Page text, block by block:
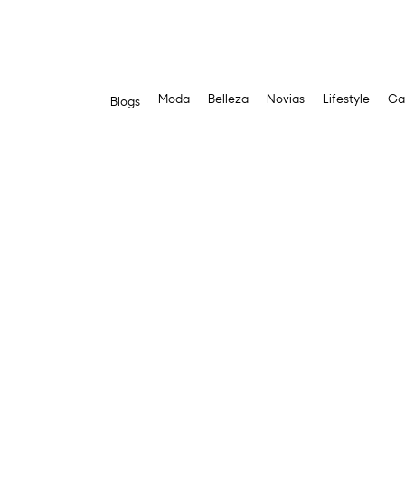
Blogs Moda Belleza Novias Lifestyle